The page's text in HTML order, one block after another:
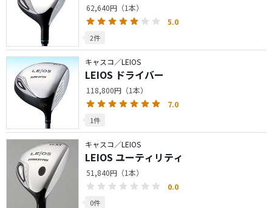
62,640円（1本）
5.0
2件
キャスコ／LEIOS
LEIOS ドライバー
118,800円（1本）
7.0
1件
キャスコ／LEIOS
LEIOS ユーティリティ
51,840円（1本）
0.0
0件